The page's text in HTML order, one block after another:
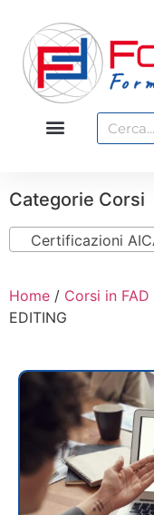
Categorie Corsi
Certificazioni
Home / Corsi in FAD
EDITING